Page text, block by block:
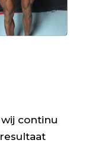
continu